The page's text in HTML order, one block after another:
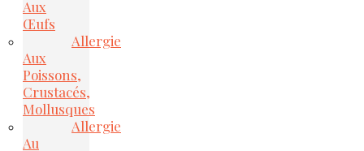
Aux
Œufs
Allergie
Aux
Poissons,
Crustacés,
Mollusques
Allergie
Au